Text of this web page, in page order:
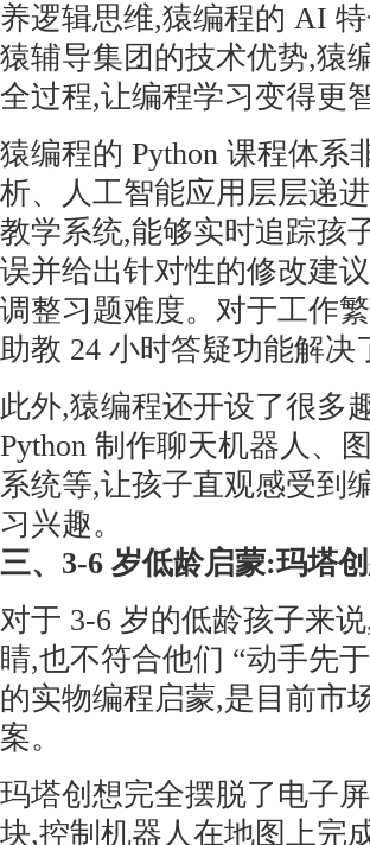
养逻辑思维,猿编程的 AI
猿辅导集团的技术优势,猿
全过程,让编程学习变得更
猿编程的 Python 课程体系
析、人工智能应用层层递
教学系统,能够实时追踪孩
误并给出针对性的修改建
调整习题难度。对于工作
助教 24 小时答疑功能解
此外,猿编程还开设了很多
Python 制作聊天机器人、
系统等,让孩子直观感受到
习兴趣。
三、3-6 岁低龄启蒙:玛塔
对于 3-6 岁的低龄孩子来
睛,也不符合他们 “动手先
的实物编程启蒙,是目前市
案。
玛塔创想完全摆脱了电子
块,控制机器人在地图上完